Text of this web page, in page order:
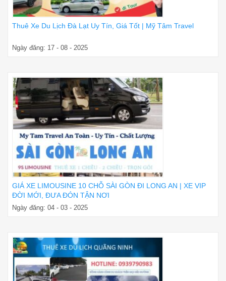
Thuê Xe Du Lịch Đà Lạt Uy Tín, Giá Tốt | Mỹ Tâm Travel
Ngày đăng: 17 - 08 - 2025
GIÁ XE LIMOUSINE 10 CHỖ SÀI GÒN ĐI LONG AN | XE VIP
ĐỜI MỚI, ĐƯA ĐÓN TẬN NƠI
Ngày đăng: 04 - 03 - 2025